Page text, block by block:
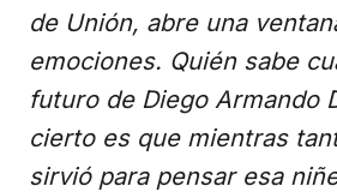
de Unión, abre una
emociones. Quién sabe
futuro de Diego Armando
cierto es que mientras
sirvió para pensar esa